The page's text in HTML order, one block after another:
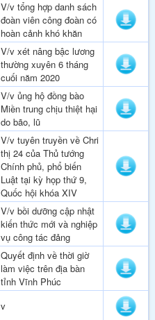
V/v tổng hợp danh sách
đoàn viên công đoàn có
hoàn cảnh khó khăn
V/v xét nâng bậc lương
thường xuyên 6 tháng
cuối năm 2020
V/v ủng hộ đồng bào
Miền trung chịu thiệt hại
do bão, lũ
V/v tuyên truyền về Chri
thị 24 của Thủ tướng
Chính phủ, phổ biến
Luật tại kỳ họp thứ 9,
Quốc hội khóa XIV
V/v bồi dưỡng cập nhật
kiến thức mới và nghiệp
vụ công tác đảng
Quyết định về thời giờ
làm việc trên địa bàn
tỉnh Vĩnh Phúc
v